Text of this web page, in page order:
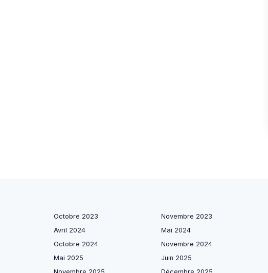
Octobre 2023
Novembre 2023
Avril 2024
Mai 2024
Octobre 2024
Novembre 2024
Mai 2025
Juin 2025